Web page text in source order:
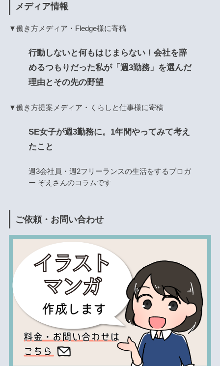
メディア情報
▼働き方メディア・Fledge様に寄稿
行動しないと何もはじまらない！会社を辞
めるつもりだった私が「週3勤務」を選んだ
理由とその先の野望
▼働き方提案メディア・くらしと仕事様に寄稿
SE女子が週3勤務に。1年間やってみて考え
たこと
週3会社員・週2フリーランスの生活をするブロガ
ー ぞえさんのコラムです
ご依頼・お問い合わせ